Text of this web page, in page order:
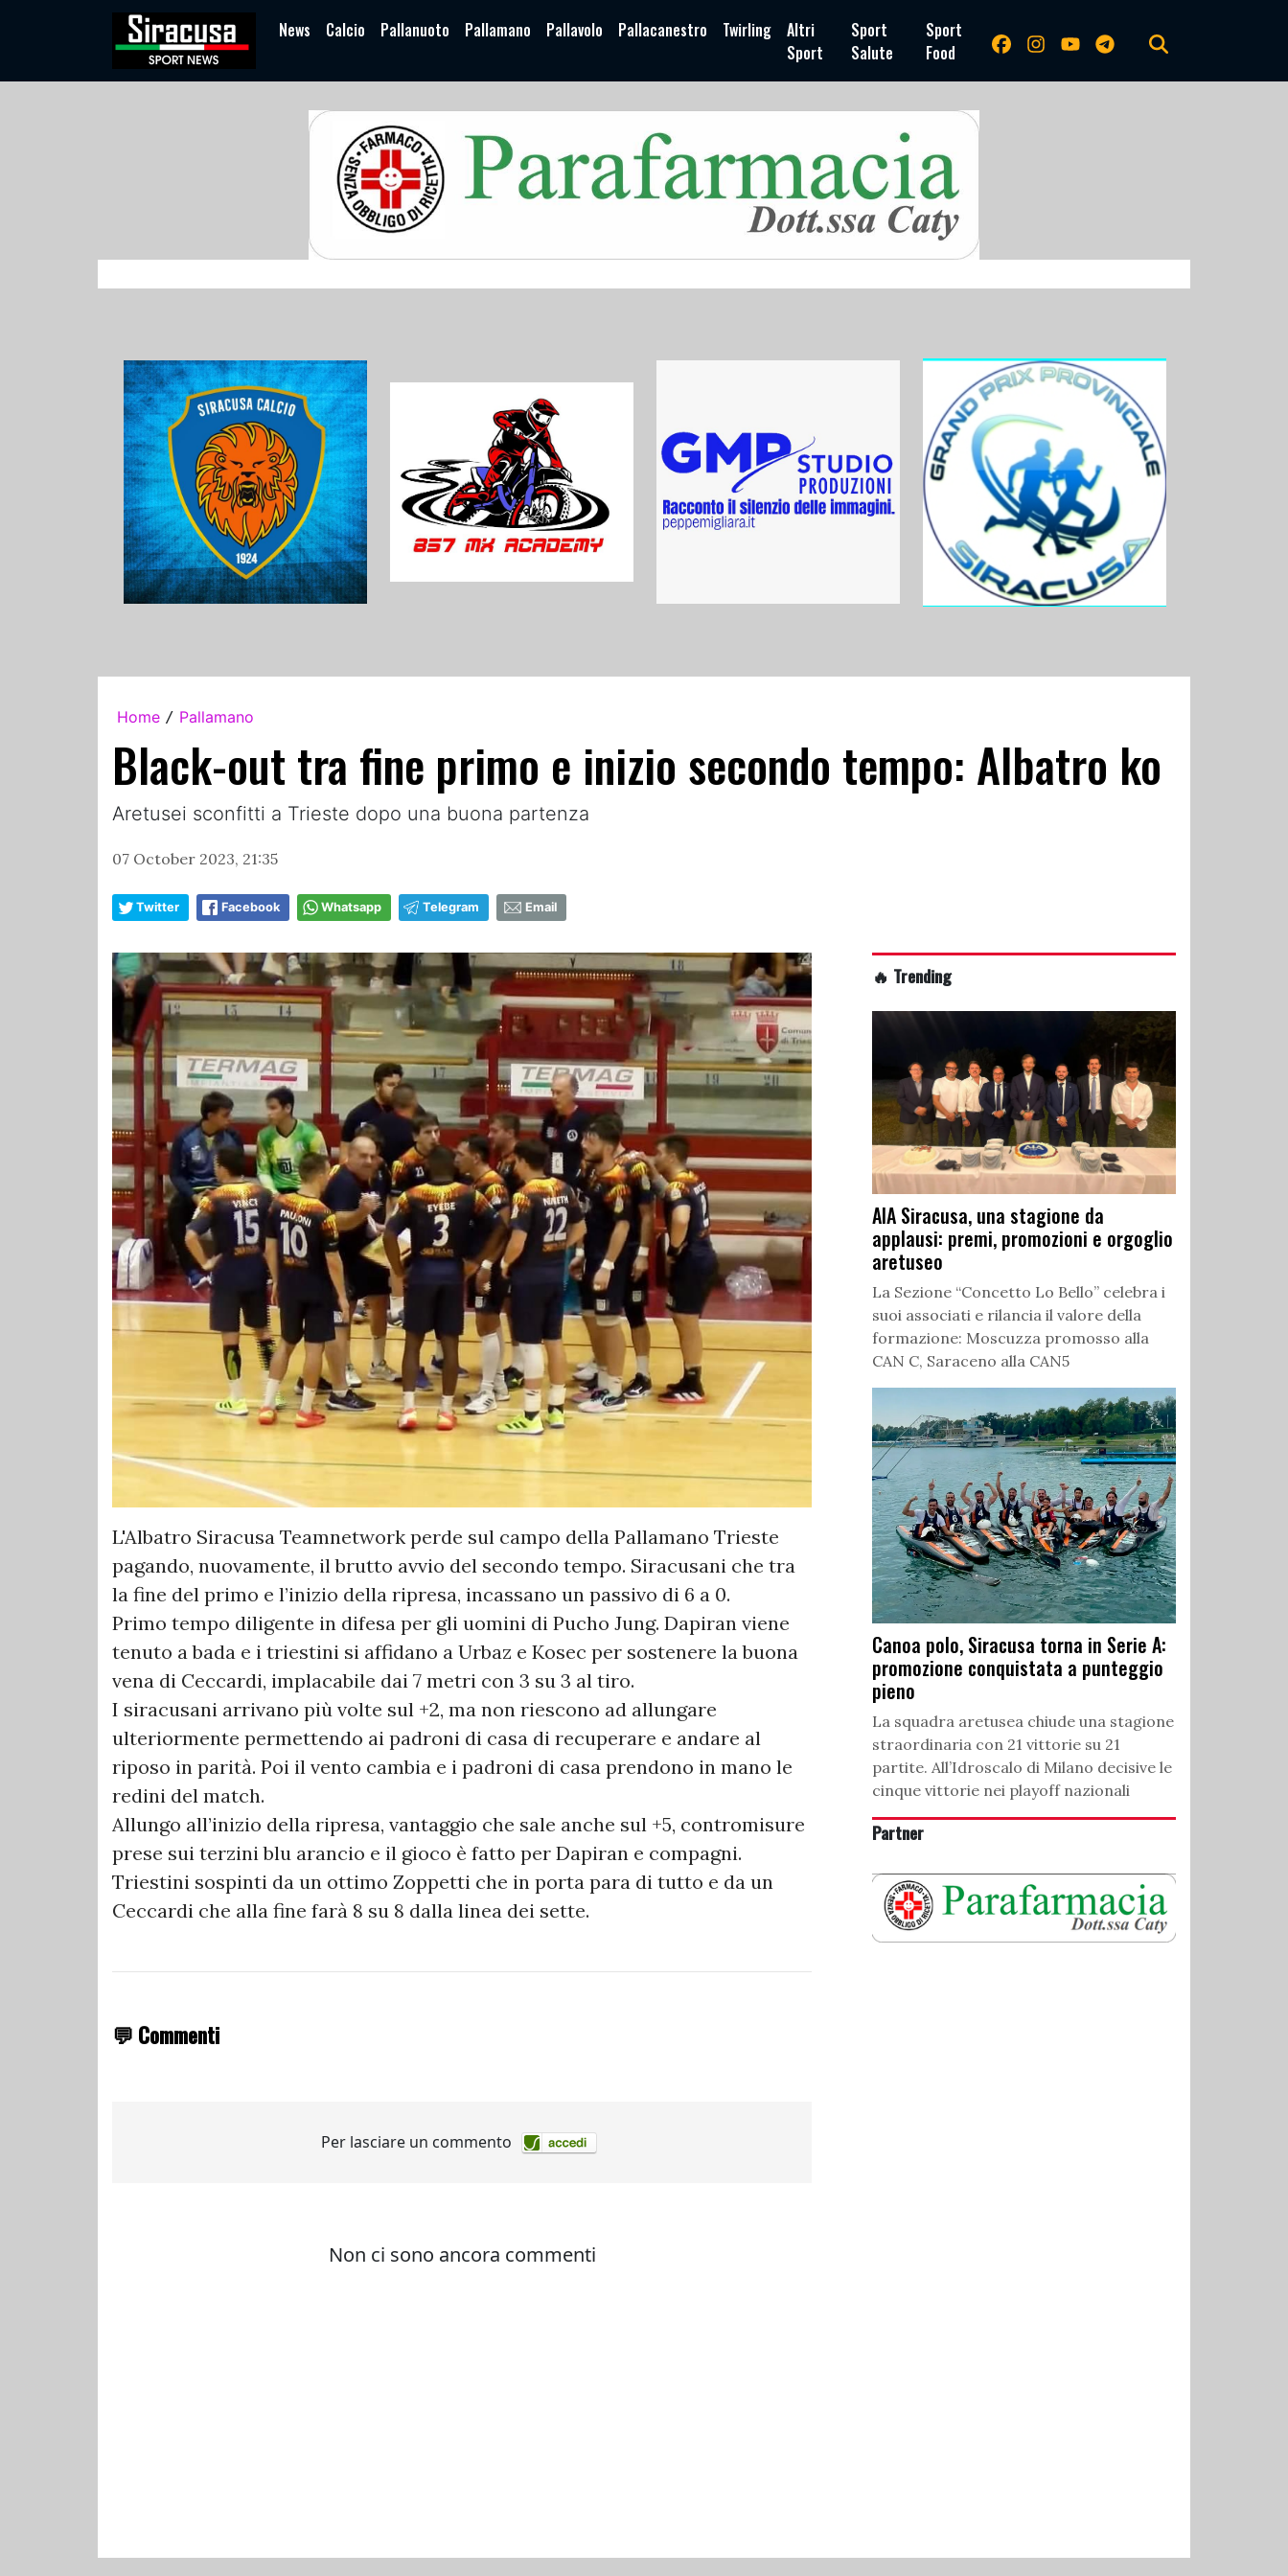
News Calcio Pallanuoto Pallamano Pallavolo Pallacanestro Twirling
Altri
Sport
Sport
Salute
Sport
Food
Home / Pallamano
Black-out tra fine primo e inizio secondo tempo: Albatro ko
Aretusei sconfitti a Trieste dopo una buona partenza
07 October 2023, 21:35
Twitter Facebook Whatsapp Telegram Email
L'Albatro Siracusa Teamnetwork perde sul campo della Pallamano Trieste
pagando, nuovamente, il brutto avvio del secondo tempo. Siracusani che tra
la fine del primo e l’inizio della ripresa, incassano un passivo di 6 a 0.
Primo tempo diligente in difesa per gli uomini di Pucho Jung. Dapiran viene
tenuto a bada e i triestini si affidano a Urbaz e Kosec per sostenere la buona
vena di Ceccardi, implacabile dai 7 metri con 3 su 3 al tiro.
I siracusani arrivano più volte sul +2, ma non riescono ad allungare
ulteriormente permettendo ai padroni di casa di recuperare e andare al
riposo in parità. Poi il vento cambia e i padroni di casa prendono in mano le
redini del match.
Allungo all’inizio della ripresa, vantaggio che sale anche sul +5, contromisure
prese sui terzini blu arancio e il gioco è fatto per Dapiran e compagni.
Triestini sospinti da un ottimo Zoppetti che in porta para di tutto e da un
Ceccardi che alla fine farà 8 su 8 dalla linea dei sette.
💬 Commenti
🔥 Trending
AIA Siracusa, una stagione da
applausi: premi, promozioni e orgoglio
aretuseo
La Sezione “Concetto Lo Bello” celebra i
suoi associati e rilancia il valore della
formazione: Moscuzza promosso alla
CAN C, Saraceno alla CAN5
Canoa polo, Siracusa torna in Serie A:
promozione conquistata a punteggio
pieno
La squadra aretusea chiude una stagione
straordinaria con 21 vittorie su 21
partite. All’Idroscalo di Milano decisive le
cinque vittorie nei playoff nazionali
Partner